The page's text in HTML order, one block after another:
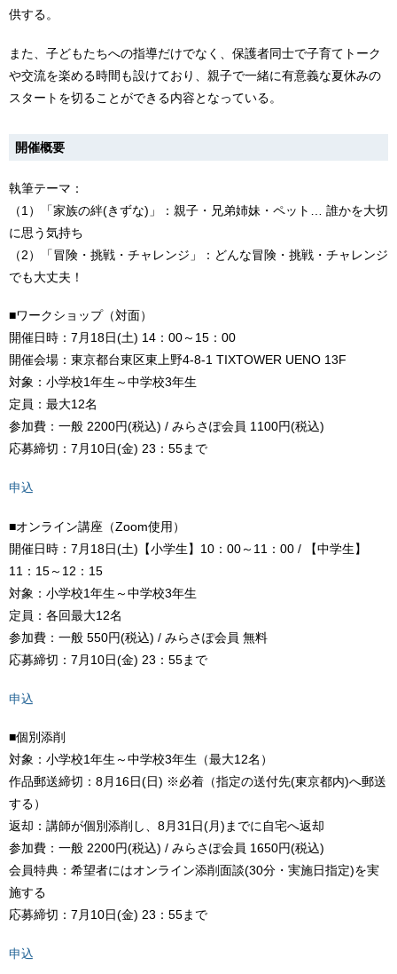
供する。
また、子どもたちへの指導だけでなく、保護者同士で子育てトーク
や交流を楽める時間も設けており、親子で一緒に有意義な夏休みの
スタートを切ることができる内容となっている。
開催概要
執筆テーマ：
（1）「家族の絆(きずな)」：親子・兄弟姉妹・ペット… 誰かを大切
に思う気持ち
（2）「冒険・挑戦・チャレンジ」：どんな冒険・挑戦・チャレンジ
でも大丈夫！
■ワークショップ（対面）
開催日時：7月18日(土) 14：00～15：00
開催会場：東京都台東区東上野4-8-1 TIXTOWER UENO 13F
対象：小学校1年生～中学校3年生
定員：最大12名
参加費：一般 2200円(税込) / みらさぽ会員 1100円(税込)
応募締切：7月10日(金) 23：55まで
申込
■オンライン講座（Zoom使用）
開催日時：7月18日(土)【小学生】10：00～11：00 / 【中学生】
11：15～12：15
対象：小学校1年生～中学校3年生
定員：各回最大12名
参加費：一般 550円(税込) / みらさぽ会員 無料
応募締切：7月10日(金) 23：55まで
申込
■個別添削
対象：小学校1年生～中学校3年生（最大12名）
作品郵送締切：8月16日(日) ※必着（指定の送付先(東京都内)へ郵送
する）
返却：講師が個別添削し、8月31日(月)までに自宅へ返却
参加費：一般 2200円(税込) / みらさぽ会員 1650円(税込)
会員特典：希望者にはオンライン添削面談(30分・実施日指定)を実
施する
応募締切：7月10日(金) 23：55まで
申込